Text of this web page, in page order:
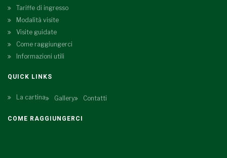
Tariffe di ingresso
Modalità visite
Visite guidate
Come raggiungerci
Informazioni utili
QUICK LINKS
La cartina Gallery Contatti
COME RAGGIUNGERCI